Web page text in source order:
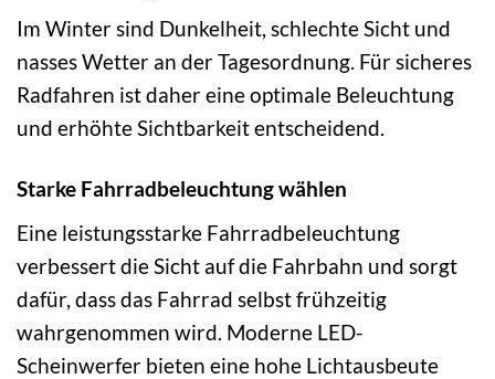
Im Winter sind Dunkelheit, schlechte Sicht und
nasses Wetter an der Tagesordnung. Für sicheres
Radfahren ist daher eine optimale Beleuchtung
und erhöhte Sichtbarkeit entscheidend.
Starke Fahrradbeleuchtung wählen
Eine leistungsstarke Fahrradbeleuchtung
verbessert die Sicht auf die Fahrbahn und sorgt
dafür, dass das Fahrrad selbst frühzeitig
wahrgenommen wird. Moderne LED-
Scheinwerfer bieten eine hohe Lichtausbeute